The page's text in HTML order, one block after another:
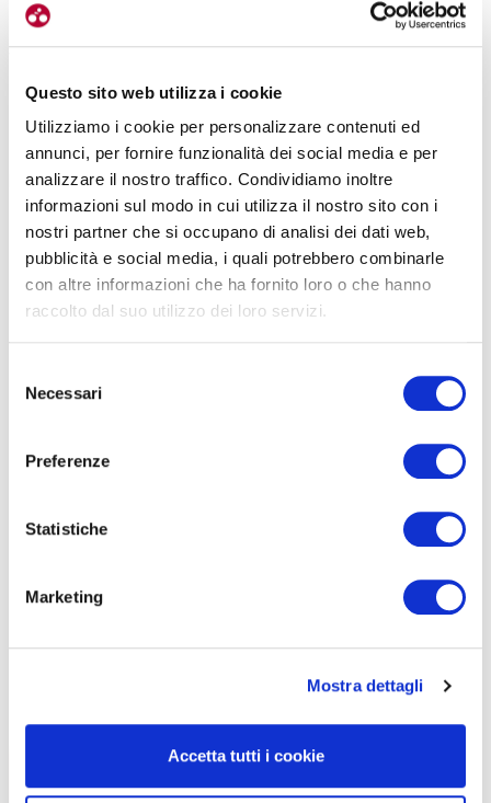
Questo sito web utilizza i cookie
Utilizziamo i cookie per personalizzare contenuti ed
annunci, per fornire funzionalità dei social media e per
analizzare il nostro traffico. Condividiamo inoltre
informazioni sul modo in cui utilizza il nostro sito con i
nostri partner che si occupano di analisi dei dati web,
pubblicità e social media, i quali potrebbero combinarle
con altre informazioni che ha fornito loro o che hanno
raccolto dal suo utilizzo dei loro servizi.
delNecessari
Preferenze
Statistiche
Marketing
Mostra dettagli
Accetta tutti i cookie
Il modello Loamr Flat si concentra su aderenza, mobilità e
sensibilità del pedale per i ciclisti che utilizzano pedali piatti. La
movimento nella parte della caviglia, mentre una piastra interna in
nylon bilancia il supporto del pedale con flessibilità e smorzamento
delle vibrazioni. La suola è stata inoltre progettata per ottimizzare
l’interazione con i perni dei pedali piatti Canyon, con i tre perni
posteriori posizionati in modo da aderire costantemente alla suola.